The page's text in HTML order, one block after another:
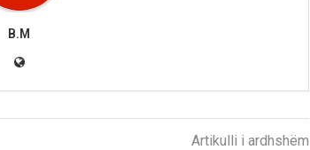
B.M
Artikulli i ardhshëm